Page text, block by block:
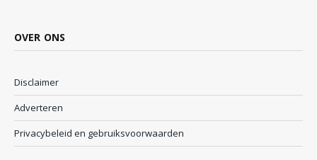
OVER ONS
Disclaimer
Adverteren
Privacybeleid en gebruiksvoorwaarden